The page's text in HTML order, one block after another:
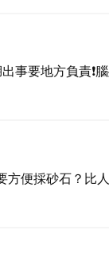
事要地方負責❗腦
便採砂石？比